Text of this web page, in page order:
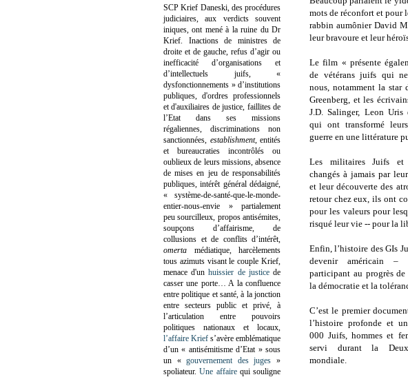
mots de réconfort et pour
rabbin aumônier David
leur bravoure et leur
Le film « présente
de vétérans juifs qui
nous, notamment la star
Greenberg, et les
J.D. Salinger, Leon Uris
qui ont transformé
guerre en une littérature
Les militaires Juifs
changés à jamais par
et leur découverte des
retour chez eux, ils ont
pour les valeurs pour
risqué leur vie -- pour la
Enfin, l’histoire des GIs
devenir américain –
participant au progrès
la démocratie et la
C’est le premier
l’histoire profonde et
000 Juifs, hommes et
servi durant la
mondiale.
SCP Krief Daneski, des procédures
judiciaires, aux verdicts souvent
iniques, ont mené à la ruine du Dr
Krief. Inactions de ministres de
droite et de gauche, refus d’agir ou
inefficacité d’organisations et
d’intellectuels juifs, «
dysfonctionnements » d’institutions
publiques, d'ordres professionnels
et d'auxiliaires de justice, faillites de
l’Etat dans ses missions
régaliennes, discriminations non
sanctionnées, establishment, entités
et bureaucraties incontrôlés ou
oublieux de leurs missions, absence
de mises en jeu de responsabilités
publiques, intérêt général dédaigné,
« système-de-santé-que-le-monde-
entier-nous-envie » partialement
peu sourcilleux, propos antisémites,
soupçons d’affairisme, de
collusions et de conflits d’intérêt,
omerta médiatique, harcèlements
tous azimuts visant le couple Krief,
menace d'unhuissier de justicede
casser une porte… A la confluence
entre politique et santé, à la jonction
entre secteurs public et privé, à
l’articulation entre pouvoirs
politiques nationaux et locaux,
l’affaire Krief s’avère emblématique
d’un « antisémitisme d’Etat » sous
un «gouvernement des juges »
spoliateur.Une affairequi souligne